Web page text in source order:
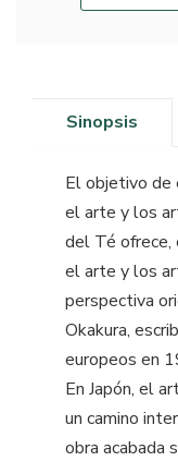
Sinopsis
El objetivo de
el arte y los
del Té ofrece,
el arte y los
perspectiva
Okakura,
europeos en
En Japón, el
un camino
obra acabada